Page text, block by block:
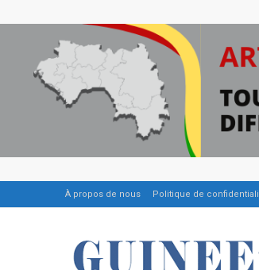
À propos de nous Politique de